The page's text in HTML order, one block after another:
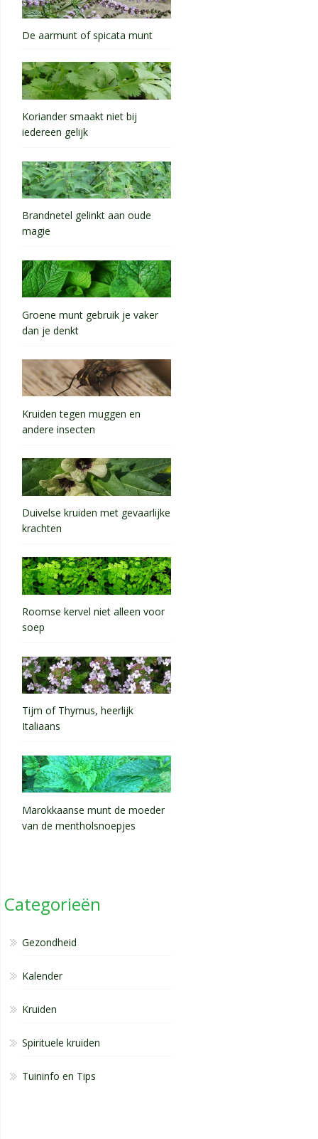
De aarmunt of spicata munt
Koriander smaakt niet bij
iedereen gelijk
Brandnetel gelinkt aan oude
magie
Groene munt gebruik je vaker
dan je denkt
Kruiden tegen muggen en
andere insecten
Duivelse kruiden met gevaarlijke
krachten
Roomse kervel niet alleen voor
soep
Tijm of Thymus, heerlijk
Italiaans
Marokkaanse munt de moeder
van de mentholsnoepjes
Categorieën
Gezondheid
Kalender
Kruiden
Spirituele kruiden
Tuininfo en Tips